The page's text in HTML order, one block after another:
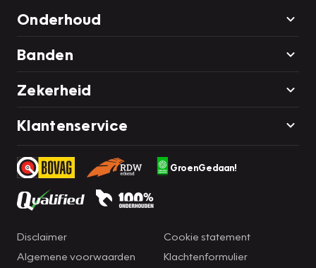
Onderhoud
Banden
Zekerheid
Klantenservice
GroenGedaan!
Disclaimer
Algemene voorwaarden
Cookie statement
Klachtenformulier